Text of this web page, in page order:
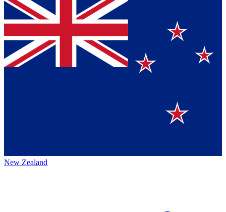
New Zealand